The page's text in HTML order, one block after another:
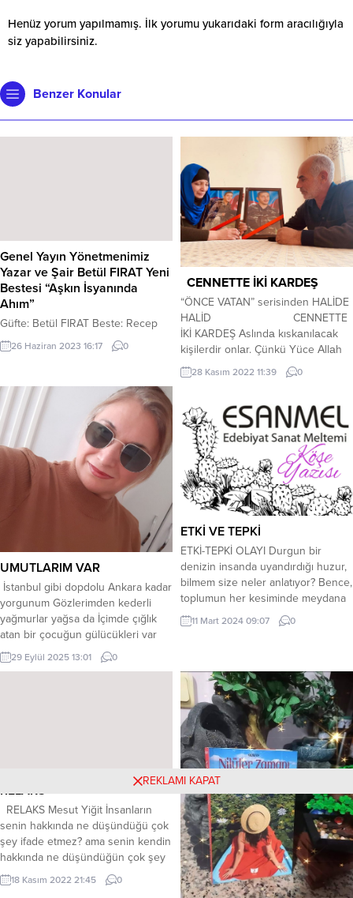
Henüz yorum yapılmamış. İlk yorumu yukarıdaki form aracılığıyla
siz yapabilirsiniz.
Benzer Konular
Genel Yayın Yönetmenimiz
Yazar ve Şair Betül FIRAT Yeni
Bestesi “Aşkın İsyanında
Ahım”
Güfte: Betül FIRAT Beste: Recep
GÜÇLÜLER
26 Haziran 2023 16:17 0
CENNETTE İKİ KARDEŞ
“ÖNCE VATAN” serisinden HALİDE
HALİD CENNETTE
İKİ KARDEŞ Аslındа kıskаnılаcаk
kişilerdir onlаr. Çünkü Yüce Аllаh
herkese bu mаkаmı nаsip etmez,
аncаk sevdiklerine hem de çok
sevgisi Şehid kalbinde ezeli ve
ebedi bir ateştir. O ateş onlar
gözlerini hayata kapatsalar bile,
sönmez. Aksine, ruhlarıyla alevlenir.
Onlar...
28 Kasım 2022 11:39 0
UMUTLARIM VAR
İstanbul gibi dopdolu Ankara kadar
yorgunum Gözlerimden kederli
yağmurlar yağsa da İçimde çığlık
atan bir çocuğun gülücükleri var
Biraz delice olsa da senin için
umutlarım var Yollarımız ters yönde
29 Eylül 2025 13:01 0
ETKİ VE TEPKİ
ETKİ-TEPKİ OLAYI Durgun bir
denizin insanda uyandırdığı huzur,
bilmem size neler anlatıyor? Bence,
toplumun her kesiminde meydana
gelen çeşitli çatışmaların kaynağı
bir “Etki-Tepki” olayıdır. Geçen gün
düzenini çağrıştırdı. Büyük bir hazla
bu manzarayı seyrettiğim sırada
sahile birkaç genç geldi.
Avuçlarında rengârenk, irili...
11 Mart 2024 09:07 0
RELAKS
RELAKS Mesut Yiğit İnsanların
senin hakkında ne düşündüğü çok
şey ifade etmez? ama senin kendin
hakkında ne düşündüğün çok şey
ifade eder? Hayatı sevgiyle kucakla
negatif yaşama pozitif ol hayat
18 Kasım 2022 21:45 0
REKLAMI KAPAT